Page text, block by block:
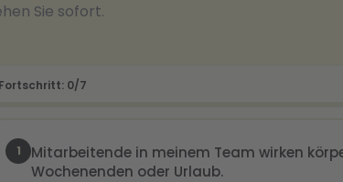
Sie sofort.
Fortschritt: 0/7
1
Mitarbeitende in meinem Team wirken
Wochenenden oder Urlaub.